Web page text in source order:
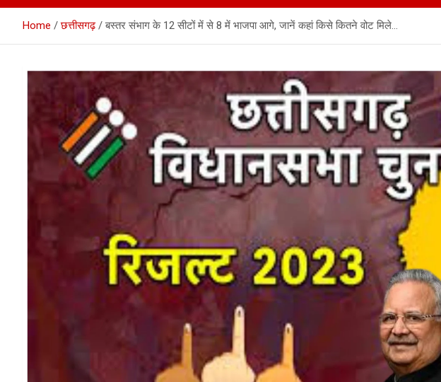
Home छत्तीसगढ़ बस्तर संभाग के 12 सीटों में से 8 में भाजपा आगे, जानें कहां किसे कितने वोट मिले…